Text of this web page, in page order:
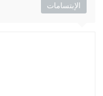
الإبتسامات